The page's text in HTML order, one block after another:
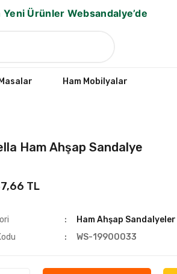
Yeni Ürünler Websandalye’de
Masalar Ham Mobilyalar
Ham Ahşap Sandalye
TL
Ham Ahşap Sandalyeler
WS-19900033